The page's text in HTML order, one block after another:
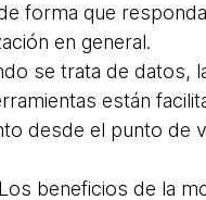
forma que
en general.
se trata de datos,
están
desde el punto de
Los beneficios de la